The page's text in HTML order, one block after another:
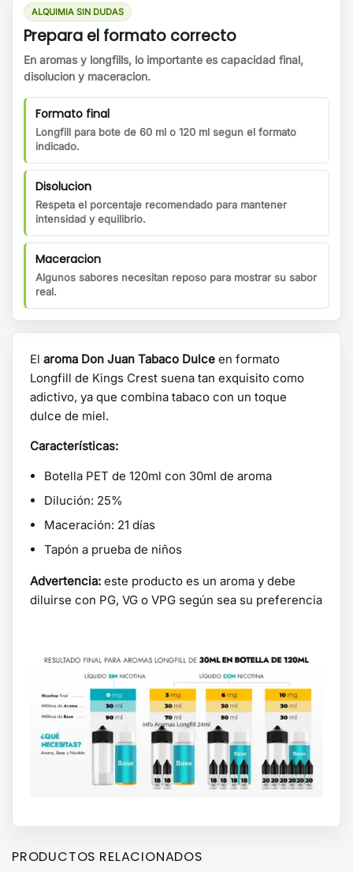
ALQUIMIA SIN DUDAS
Prepara el formato correcto
En aromas y longfills, lo importante es capacidad final,
disolucion y maceracion.
Formato final
Longfill para bote de 60 ml o 120 ml segun el formato
indicado.
Disolucion
Respeta el porcentaje recomendado para mantener
intensidad y equilibrio.
Maceracion
Algunos sabores necesitan reposo para mostrar su sabor
real.
El aroma Don Juan Tabaco Dulce en formato
Longfill de Kings Crest suena tan exquisito como
adictivo, ya que combina tabaco con un toque
dulce de miel.
Características:
Botella PET de 120ml con 30ml de aroma
Dilución: 25%
Maceración: 21 días
Tapón a prueba de niños
Advertencia: este producto es un aroma y debe
diluirse con PG, VG o VPG según sea su preferencia
PRODUCTOS RELACIONADOS